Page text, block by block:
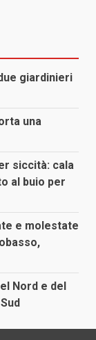
giardinieri
una
siccità: cala
al buio per
e molestate
Nord e del